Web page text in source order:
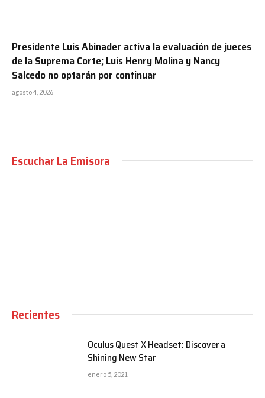
Presidente Luis Abinader activa la evaluación de jueces
de la Suprema Corte; Luis Henry Molina y Nancy
Salcedo no optarán por continuar
agosto 4, 2026
Escuchar La Emisora
Recientes
Oculus Quest X Headset: Discover a
Shining New Star
enero 5, 2021